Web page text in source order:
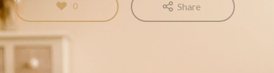
0 Share